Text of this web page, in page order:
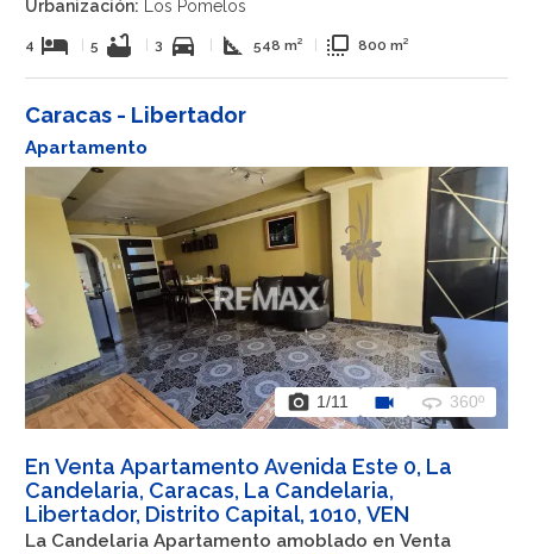
Urbanización: Los Pomelos
4 hotel 5 bathtub 3 directions_car square_foot 548 m² flip_to_front 800 m²
Caracas - Libertador
Apartamento
photo_camera 1/11 videocam 360 360º
En Venta Apartamento Avenida Este 0, La
Candelaria, Caracas, La Candelaria,
Libertador, Distrito Capital, 1010, VEN
La Candelaria Apartamento amoblado en Venta